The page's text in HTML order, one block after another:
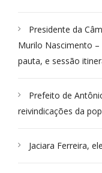
Presidente da
Murilo Nascimento
pauta, e sessão
Prefeito de
reivindicações da
Jaciara Ferreira,